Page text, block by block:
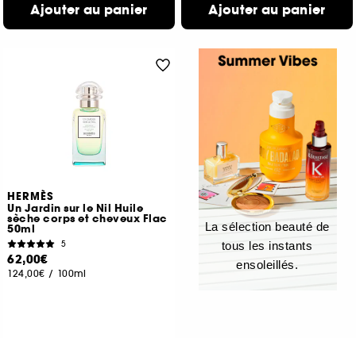
Ajouter au panier Ajouter au panier
HERMÈS
Un Jardin sur le Nil Huile
sèche corps et cheveux Flac
50ml
5
62,00€
124,00€ / 100ml
La sélection beauté de
tous les instants
ensoleillés.